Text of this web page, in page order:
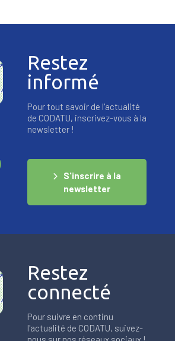
Restez
informé
Pour tout savoir de l'actualité
de CODATU, inscrivez-vous à la
newsletter !
S'inscrire à la
newsletter
Restez
connecté
Pour suivre en continu
l'actualité de CODATU, suivez-